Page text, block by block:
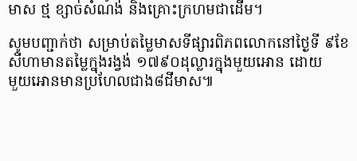
មាស ថ្ម ខ្សាច់សំណង់ និងគ្រោះក្រហមជាដើម។
សូមបញ្ជាក់ថា សម្រាប់តម្លៃមាសទីផ្សារពិភពលោក​នៅ​ថ្ងៃទី ៩ខែ
សីហាមានតម្លៃក្នុងរង្វង់ ១៧៩០ដុល្លារក្នុងមួយអោន ដោយ
មួយអោនមានប្រហែលជាង៨ជីមាស៕